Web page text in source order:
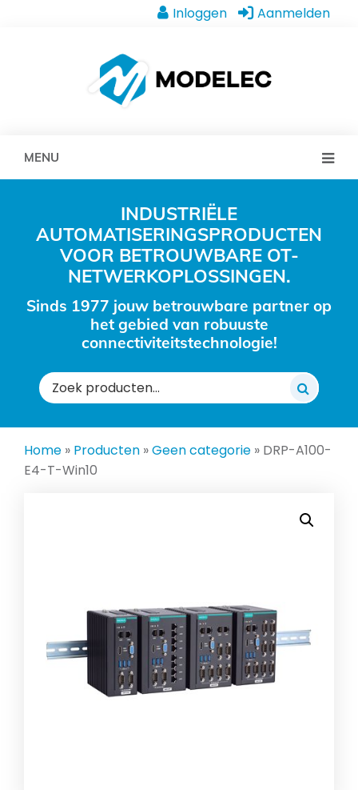
Inloggen Aanmelden
MENU
INDUSTRIËLE
AUTOMATISERINGSPRODUCTEN
VOOR BETROUWBARE OT-
NETWERKOPLOSSINGEN.
Sinds 1977 jouw betrouwbare partner op
het gebied van robuuste
connectiviteitstechnologie!
Zoeken
naar:
Home » Producten »Geen categorie » DRP-A100-
E4-T-Win10